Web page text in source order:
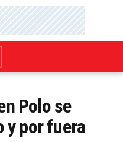
Polo se
y por fuera